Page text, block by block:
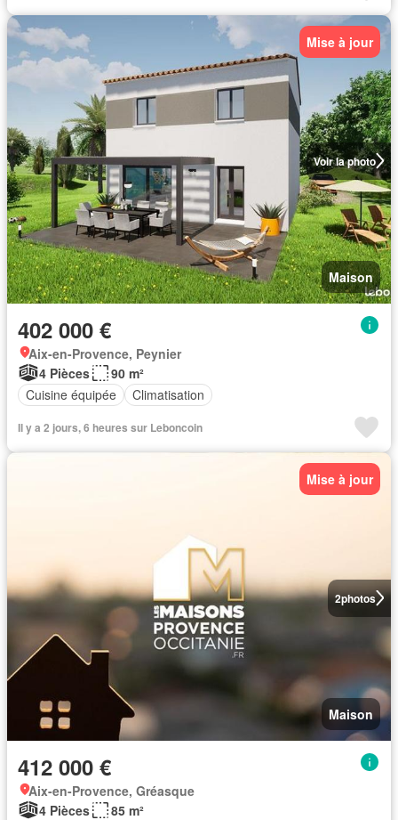
Voir la photo
Mise à jour
Maison
402 000 €
Aix-en-Provence, Peynier
4 Pièces
90 m²
Cuisine équipée
Climatisation
Il y a 2 jours, 6 heures sur Leboncoin
2photos
Mise à jour
Maison
412 000 €
Aix-en-Provence, Gréasque
4 Pièces
85 m²